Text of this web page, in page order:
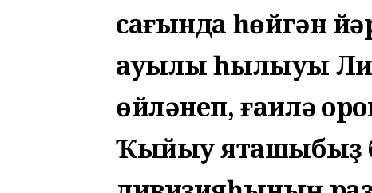
сағында һөйгән
ауылы һылыуы
өйләнеп, ғаилә
Ҡыйыу яҡташыбыҙ